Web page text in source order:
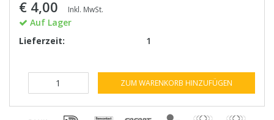
€ 4,00 Inkl. MwSt.
Auf Lager
Lieferzeit:
1
ZUM WARENKORB HINZUFÜGEN